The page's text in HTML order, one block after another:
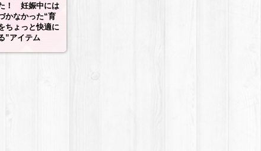
！ 妊娠中には
かなかった“育
ちょっと快適に
”アイテム